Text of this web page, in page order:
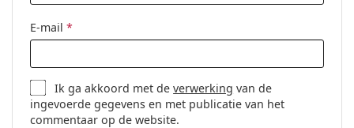
E-mail *
Ik ga akkoord met deverwerking van de
ingevoerde gegevens en met publicatie van het
commentaar op de website.